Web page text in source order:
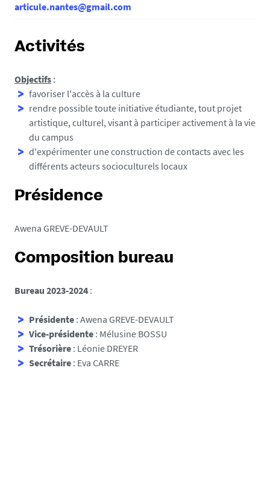
articule.nantes@gmail.com
Activités
Objectifs :
favoriser l'accès à la culture
rendre possible toute initiative étudiante, tout projet
artistique, culturel, visant à participer activement à la vie
du campus
d'expérimenter une construction de contacts avec les
différents acteurs socioculturels locaux
Présidence
Awena GREVE-DEVAULT
Composition bureau
Bureau 2023-2024 :
Présidente : Awena GREVE-DEVAULT
Vice-présidente : Mélusine BOSSU
Trésorière : Léonie DREYER
Secrétaire : Eva CARRE